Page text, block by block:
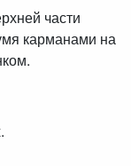
части
карманами на